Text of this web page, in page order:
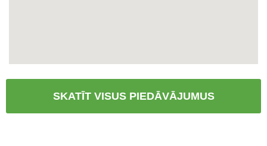
SKATĪT VISUS PIEDĀVĀJUMUS